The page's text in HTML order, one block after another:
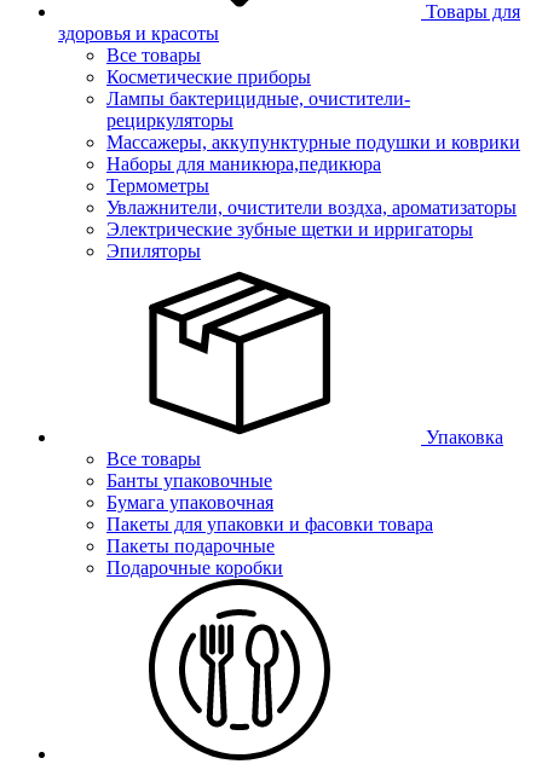
Товары для
здоровья и красоты
Все товары
Косметические приборы
Лампы бактерицидные, очистители-
рециркуляторы
Массажеры, аккупунктурные подушки и коврики
Наборы для маникюра,педикюра
Термометры
Увлажнители, очистители воздха, ароматизаторы
Электрические зубные щетки и ирригаторы
Эпиляторы
Упаковка
Все товары
Банты упаковочные
Бумага упаковочная
Пакеты для упаковки и фасовки товара
Пакеты подарочные
Подарочные коробки